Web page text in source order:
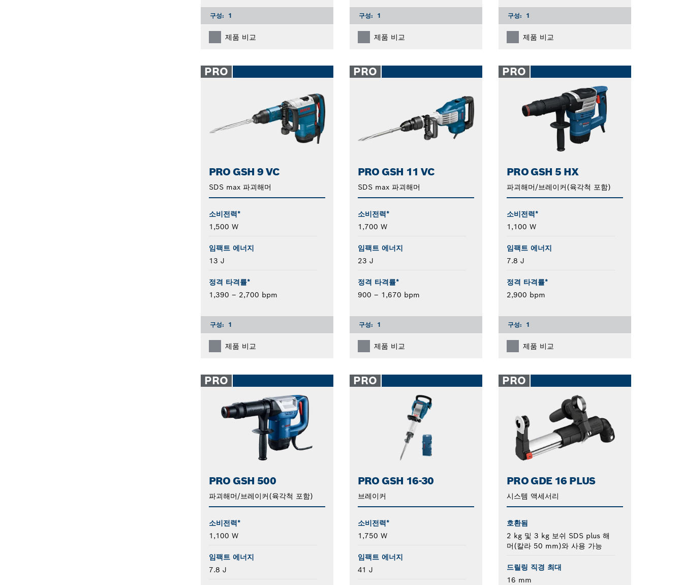
구성: 1
제품 비교
구성: 1
제품 비교
구성: 1
제품 비교
PRO
PRO GSH 9 VC
SDS max 파괴해머
소비전력*
1,500 W
임팩트 에너지
13 J
정격 타격률*
1,390 – 2,700 bpm
구성: 1
제품 비교
PRO
PRO GSH 11 VC
SDS max 파괴해머
소비전력*
1,700 W
임팩트 에너지
23 J
정격 타격률*
900 – 1,670 bpm
구성: 1
제품 비교
PRO
PRO GSH 5 HX
파괴해머/브레이커(육각척 포함)
소비전력*
1,100 W
임팩트 에너지
7.8 J
정격 타격률*
2,900 bpm
구성: 1
제품 비교
PRO
PRO GSH 500
파괴해머/브레이커(육각척 포함)
소비전력*
1,100 W
임팩트 에너지
7.8 J
PRO
PRO GSH 16-30
브레이커
소비전력*
1,750 W
임팩트 에너지
41 J
PRO
PRO GDE 16 PLUS
시스템 액세서리
호환됨
2 kg 및 3 kg 보쉬 SDS plus 해
머(칼라 50 mm)와 사용 가능
드릴링 직경 최대
16 mm